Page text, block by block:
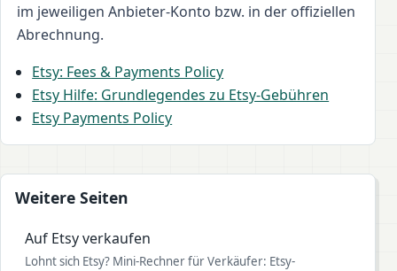
im jeweiligen Anbieter-Konto bzw. in der offiziellen
Abrechnung.
Etsy: Fees & Payments Policy
Etsy Hilfe: Grundlegendes zu Etsy-Gebühren
Etsy Payments Policy
Weitere Seiten
Auf Etsy verkaufen
Lohnt sich Etsy? Mini-Rechner für Verkäufer: Etsy-